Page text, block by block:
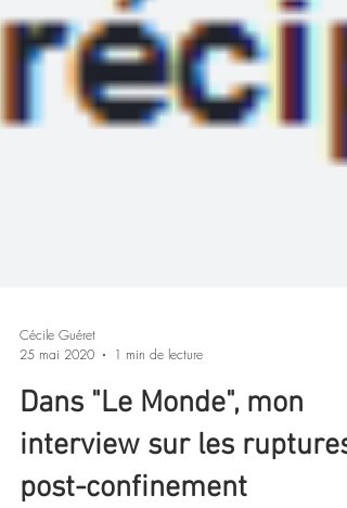
25 mai 2020
1 min de lecture
Dans "Le Monde", mon
interview sur les ruptures